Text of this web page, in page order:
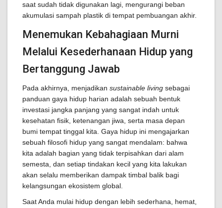
saat sudah tidak digunakan lagi, mengurangi beban
akumulasi sampah plastik di tempat pembuangan akhir.
Menemukan Kebahagiaan Murni
Melalui Kesederhanaan Hidup yang
Bertanggung Jawab
Pada akhirnya, menjadikan sustainable living sebagai
panduan gaya hidup harian adalah sebuah bentuk
investasi jangka panjang yang sangat indah untuk
kesehatan fisik, ketenangan jiwa, serta masa depan
bumi tempat tinggal kita. Gaya hidup ini mengajarkan
sebuah filosofi hidup yang sangat mendalam: bahwa
kita adalah bagian yang tidak terpisahkan dari alam
semesta, dan setiap tindakan kecil yang kita lakukan
akan selalu memberikan dampak timbal balik bagi
kelangsungan ekosistem global.
Saat Anda mulai hidup dengan lebih sederhana, hemat,